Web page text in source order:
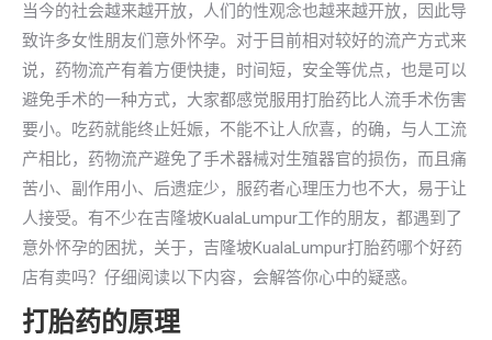
当今的社会越来越开放，人们的性观念也越来越开放，因此导
致许多女性朋友们意外怀孕。对于目前相对较好的流产方式来
说，药物流产有着方便快捷，时间短，安全等优点，也是可以
避免手术的一种方式，大家都感觉服用打胎药比人流手术伤害
要小。吃药就能终止妊娠，不能不让人欣喜，的确，与人工流
产相比，药物流产避免了手术器械对生殖器官的损伤，而且痛
苦小、副作用小、后遗症少，服药者心理压力也不大，易于让
人接受。有不少在吉隆坡KualaLumpur工作的朋友，都遇到了
意外怀孕的困扰，关于，吉隆坡KualaLumpur打胎药哪个好药
店有卖吗？仔细阅读以下内容，会解答你心中的疑惑。
打胎药的原理